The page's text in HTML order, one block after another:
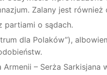
Zalany jest również
partiami o sądach.
dla Polaków”),
– Serża Sarkisjana